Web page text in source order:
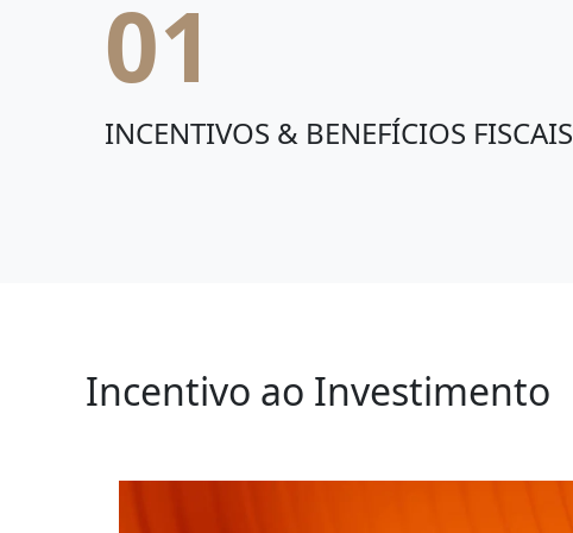
01
INCENTIVOS & BENEFÍCIOS FISCAIS
Incentivo ao Investimento